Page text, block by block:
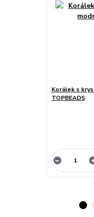
Korálek s
TOPBEADS